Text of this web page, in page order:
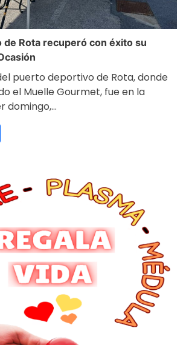
de Rota recuperó con éxito su
puerto deportivo de Rota, donde
el Muelle Gourmet, fue en la
domingo,…